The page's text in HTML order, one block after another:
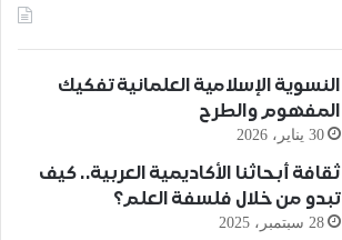
النسوية الإسلامية العلمانية تفكيك
المفهوم والطرح
30 يناير، 2026
ثقافة أبحاثنا الأكاديمية العربية.. كيف
تبدو من خلال فلسفة العلم؟
28 سبتمبر، 2025